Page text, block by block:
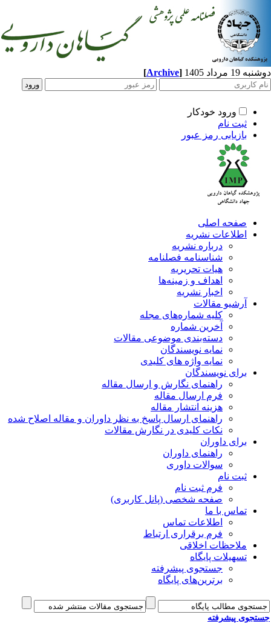
1405
[Archive]
ورود خودکار
ثبت نام
بازیابی رمز عبور
صفحه اصلی
اطلاعات نشریه
درباره نشریه
شناسنامه فصلنامه
هیات تحریریه
اهداف و زمینه‌ها
اخبار نشریه
آرشیو مقالات
کلیه شماره‌های مجله
آخرین شماره
دسته‌بندی موضوعی مقالات
نمایه نویسندگان
نمایه واژه های کلیدی
برای نویسندگان
راهنمای نگارش و ارسال مقاله
فرم ارسال مقاله
هزینه انتشار مقاله
راهنمای ارسال پاسخ به نظر داوران و مقاله اصلاح شده
نکات کلیدی در نگارش مقالات
برای داوران
راهنمای داوران
سوالات داوری
ثبت نام
فرم ثبت نام
صفحه شخصی (پانل کاربری)
تماس با ما
اطلاعات تماس
فرم برقراری ارتباط
ملاحظات اخلاقی
تسهیلات پایگاه
جستجوی پیشرفته
برترین‌های پایگاه
پیشرفته